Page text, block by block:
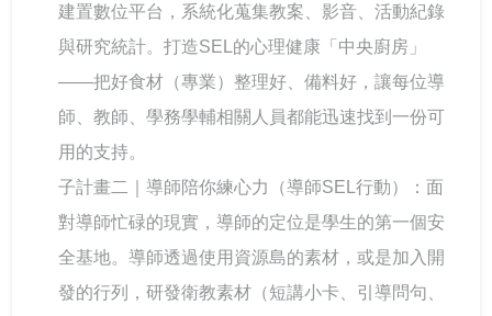
建置數位平台，系統化蒐集教案、影音、活動紀錄
與研究統計。打造SEL的心理健康「中央廚房」
——把好食材（專業）整理好、備料好，讓每位導
師、教師、學務學輔相關人員都能迅速找到一份可
用的支持。
子計畫二｜導師陪你練心力（導師SEL行動）：面
對導師忙碌的現實，導師的定位是學生的第一個安
全基地。導師透過使用資源島的素材，或是加入開
發的行列，研發衛教素材（短講小卡、引導問句、